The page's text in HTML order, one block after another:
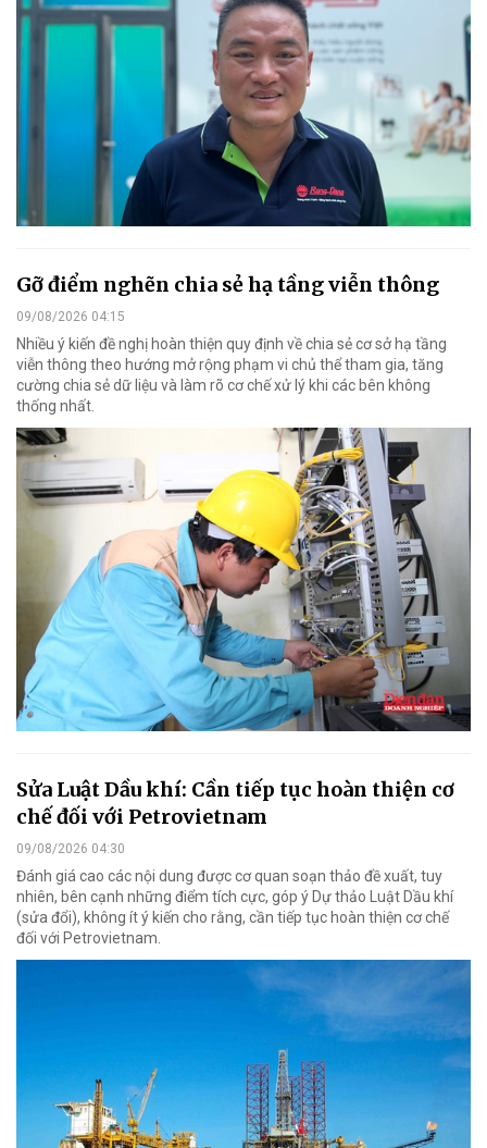
Gỡ điểm nghẽn chia sẻ hạ tầng viễn thông
09/08/2026 04:15
Nhiều ý kiến đề nghị hoàn thiện quy định về chia sẻ cơ sở hạ tầng
viễn thông theo hướng mở rộng phạm vi chủ thể tham gia, tăng
cường chia sẻ dữ liệu và làm rõ cơ chế xử lý khi các bên không
thống nhất.
Sửa Luật Dầu khí: Cần tiếp tục hoàn thiện cơ
chế đối với Petrovietnam
09/08/2026 04:30
Đánh giá cao các nội dung được cơ quan soạn thảo đề xuất, tuy
nhiên, bên cạnh những điểm tích cực, góp ý Dự thảo Luật Dầu khí
(sửa đổi), không ít ý kiến cho rằng, cần tiếp tục hoàn thiện cơ chế
đối với Petrovietnam.